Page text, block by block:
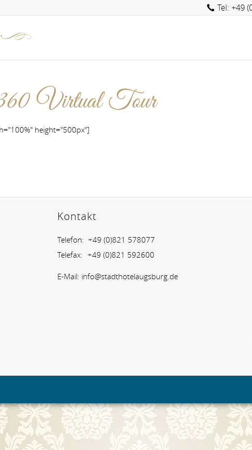
Tel: +49
Virtual Tour
height="500px"]
Kontakt
Telefon: +49 (0)821 578077
Telefax: +49 (0)821 592600
E-Mail: info@stadthotelaugsburg.de